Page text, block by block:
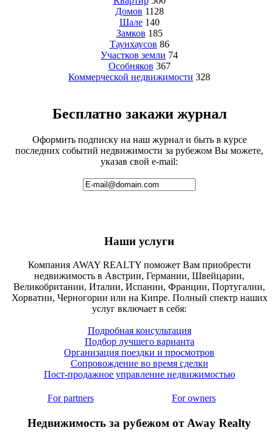
Домов 1128
Шале 140
Замков 185
Таунхаусов 86
Участков земли 74
Особняков 367
Коммерческой недвижимости 328
Бесплатно закажи журнал
Оформить подписку на наш журнал и быть в курсе
последних событий недвижимости за рубежом Вы можете,
указав свой e-mail:
Наши услуги
Компания AWAY REALTY поможет Вам приобрести
недвижимость в Австрии, Германии, Швейцарии,
Великобритании, Италии, Испании, Франции, Португалии,
Хорватии, Черногории или на Кипре. Полный спектр наших
услуг включает в себя:
Подробная консультация
Подбор лучшего варианта
Организация поездки и просмотров
Сопровождение во время сделки
Пост-продажное управление недвижимостью
For partners For owners
Недвижимость за рубежом от Away Realty